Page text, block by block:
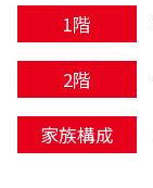
1階
2階
家族構成